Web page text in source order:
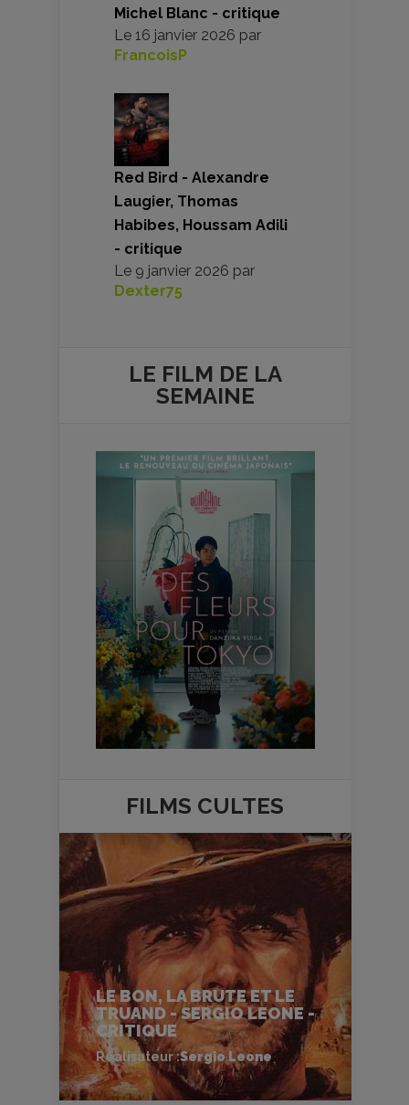
Michel Blanc - critique
Le 16 janvier 2026 par
FrancoisP
Red Bird - Alexandre
Laugier, Thomas
Habibes, Houssam Adili
- critique
Le 9 janvier 2026 par
Dexter75
LE FILM DE LA
SEMAINE
FILMS CULTES
LE BON, LA BRUTE ET LE
TRUAND - SERGIO LEONE -
CRITIQUE
Réalisateur :Sergio Leone